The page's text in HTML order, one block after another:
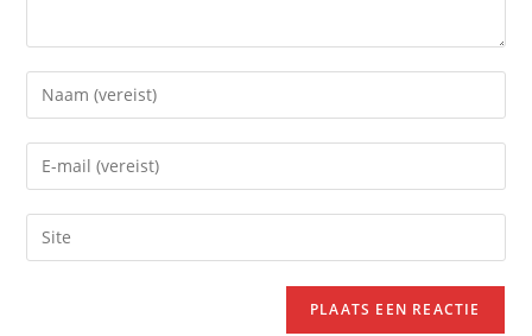
Voer
je
naam
om
Voer
je
e-
mail
Voer
je